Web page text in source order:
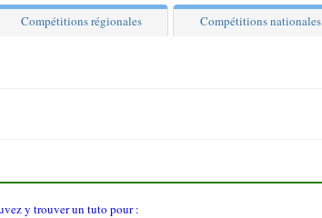
Compétitions régionales Compétitions nationales
y trouver un tuto pour :